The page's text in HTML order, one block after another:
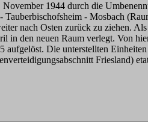
1944 durch die
Tauberbischofsheim - Mosbach
nach Osten zurück zu ziehen.
in den neuen Raum verlegt. Von
aufgelöst. Die unterstellten
Friesland)